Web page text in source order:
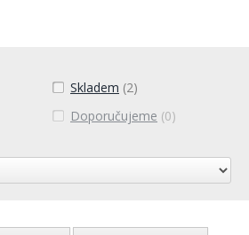
Skladem (2)
Doporučujeme (0)